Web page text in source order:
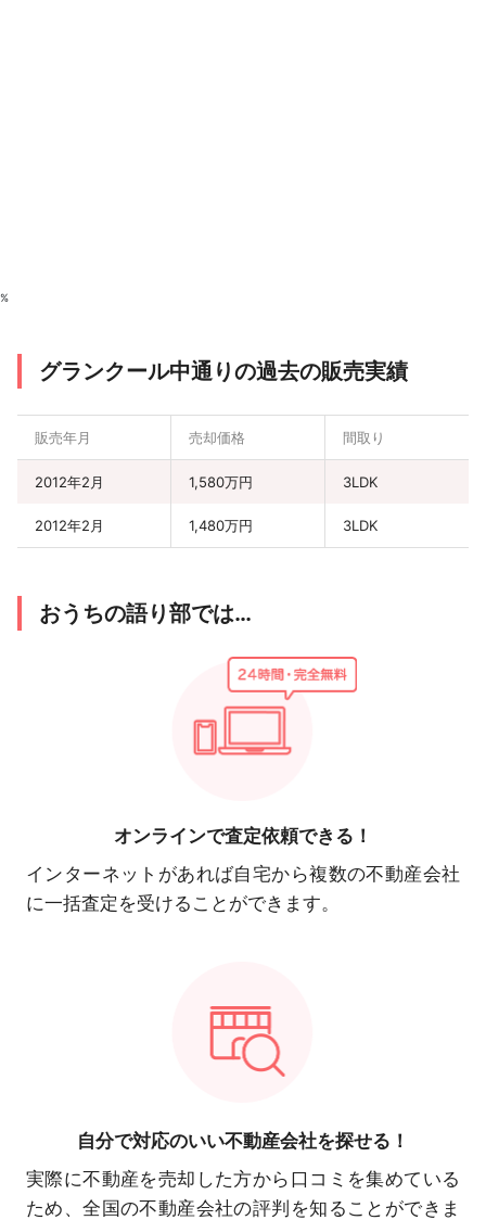
%
グランクール中通りの過去の販売実績
販売年月 売却価格 間取り
2012年2月 1,580万円 3LDK
2012年2月 1,480万円 3LDK
おうちの語り部では…
オンラインで査定依頼できる！
インターネットがあれば自宅から複数の不動産会社
に一括査定を受けることができます。
自分で対応のいい不動産会社を探せる！
実際に不動産を売却した方から口コミを集めている
ため、全国の不動産会社の評判を知ることができま